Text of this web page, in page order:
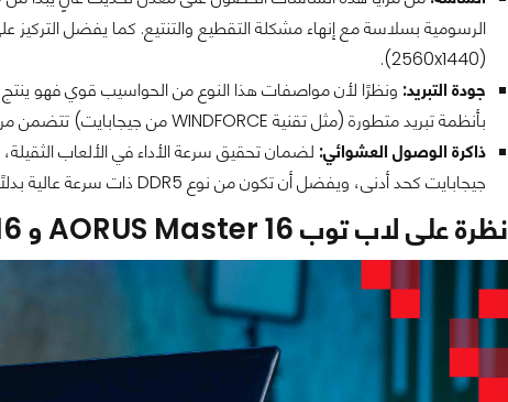
(2560x1440).
جودة التبريد: ونظرًا لأن مواصفات هذا النوع من الحواسيب قوي فهو
بأنظمة تبريد متطورة (مثل تقنية WINDFORCE من جيجابايت) تتضمن مراوح مزدوجة وأنابيب حرارية لتبديد الحرارة ومنع انخفاض الأداء.
ذاكرة الوصول العشوائي:
جيجابايت كحد أدنى، ويفضل أن تكون من نوع DDR5 ذات سرعة عالية بدلًا من الجيل السابق DDR4.
نظرة على لاب توب AORUS Master 16 و GIGABYTE Gaming A16